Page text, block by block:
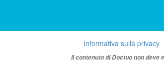
Informativa sulla privacy
Il contenuto di Doctuo non deve